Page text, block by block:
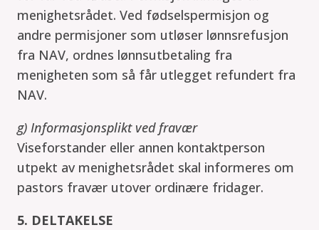
menighetsrådet. Ved fødselspermisjon og
andre permisjoner som utløser lønnsrefusjon
fra NAV, ordnes lønnsutbetaling fra
menigheten som så får utlegget refundert fra
NAV.
g) Informasjonsplikt ved fravær
Viseforstander eller annen kontaktperson
utpekt av menighetsrådet skal informeres om
pastors fravær utover ordinære fridager.
5. DELTAKELSE